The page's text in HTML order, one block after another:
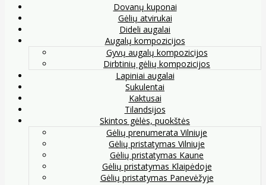
Dovanų kuponai
Gėlių atvirukai
Dideli augalai
Augalų kompozicijos
Gyvų augalų kompozicijos
Dirbtinių gėlių kompozicijos
Lapiniai augalai
Sukulentai
Kaktusai
Tilandsijos
Skintos gėlės, puokštės
Gėlių prenumerata Vilniuje
Gėlių pristatymas Vilniuje
Gėlių pristatymas Kaune
Gėlių pristatymas Klaipėdoje
Gėlių pristatymas Panevėžyje